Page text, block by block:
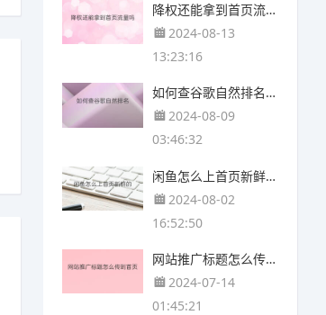
降权还能拿到首页流量吗 首页降权如何恢复
2024-08-13
13:23:16
如何查谷歌自然排名 谷歌首页自然排名优化
2024-08-09
03:46:32
闲鱼怎么上首页新鲜的 闲鱼怎么才能上首页
2024-08-02
16:52:50
网站推广标题怎么传到首页 网站推广上首页怎么写标题
2024-07-14
01:45:21